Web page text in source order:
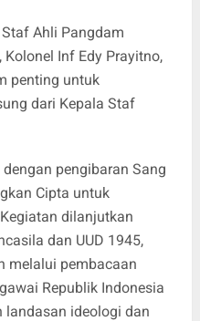
Ahli Pangdam
Inf Edy Prayitno,
penting untuk
dari Kepala Staf
pengibaran Sang
Cipta untuk
dilanjutkan
dan UUD 1945,
melalui pembacaan
Republik Indonesia
landasan ideologi dan